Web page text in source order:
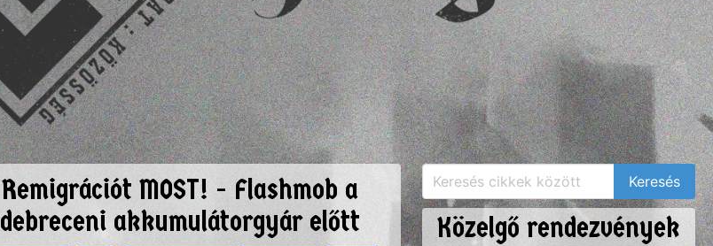
Remigrációt MOST! - Flashmob a
debreceni akkumulátorgyár előtt
Közelgő rendezvények